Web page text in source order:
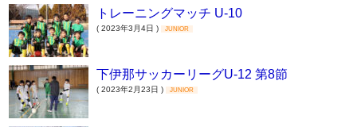
トレーニングマッチ U-10
( 2023年3月4日 ) JUNIOR
下伊那サッカーリーグU-12 第8節
( 2023年2月23日 ) JUNIOR